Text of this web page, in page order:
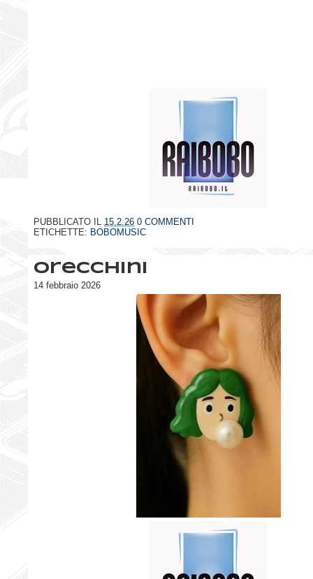
PUBBLICATO IL 15.2.26 0 COMMENTI
ETICHETTE: BOBOMUSIC
Orecchini
14 febbraio 2026